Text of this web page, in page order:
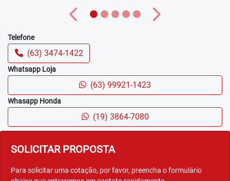
SOLICITAR PROPOSTA
Para solicitar uma cotação, por favor, preencha o formulário
Anterior Próximo
Telefone
(63) 3474-1422
Whatsapp Loja
(63) 99921-1423
Whasapp Honda
(19) 3864-7080